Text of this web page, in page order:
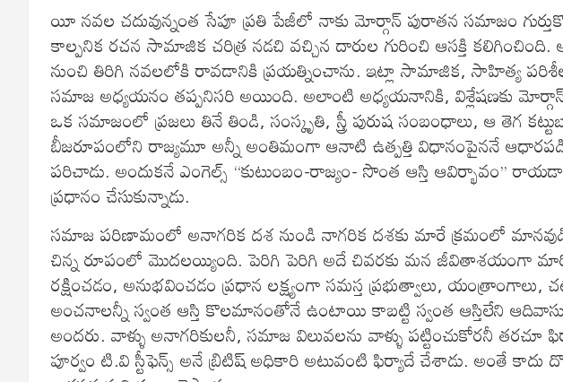
యీ నవల చదువున్నంత సేపూ ప్రతి పేజీలో నాకు మోర్గాన్‌ పురాతన సమాజం
కాల్పనిక రచన సామాజిక చరిత్ర నడచి వచ్చిన దారుల గురించి ఆసక్తి కలిగించింది.
నుంచి తిరిగి నవలలోకి రావడానికి ప్రయత్నించాను. ఇట్లా సామాజిక, సాహిత్య
సమాజ అధ్యయనం తప్పనిసరి అయింది. అలాంటి అధ్యయనానికి, విశ్లేషణకు మోర్గాన్‌
ఒక సమాజంలో ప్రజలు తినే తిండి, సంస్కృతి, స్త్రీ పురుష సంబంధాలు, ఆ తెగ
బీజరూపంలోని రాజ్యమూ అన్నీ అంతిమంగా ఆనాటి ఉత్పత్తి విధానంపైననే
పరిచాడు. అందుకనే ఎంగెల్స్‌ ‘‘కుటుంబం-రాజ్యం- సొంత ఆస్తి ఆవిర్భావం’’
ప్రధానం చేసుకున్నాడు.
సమాజ పరిణామంలో అనాగరిక దశ నుండి నాగరిక దశకు మారే క్రమంలో
చిన్న రూపంలో మొదలయ్యింది. పెరిగి పెరిగి అదే చివరకు మన జీవితాశయంగా
రక్షించడం, అనుభవించడం ప్రధాన లక్ష్యంగా సమస్త ప్రభుత్వాలు, యంత్రాంగాలు,
అంచనాలన్నీ స్వంత ఆస్తి కొలమానంతోనే ఉంటాయి కాబట్టి స్వంత ఆస్తిలేని
అందరు. వాళ్ళు అనాగరికులనీ, సమాజ విలువలను వాళ్ళు పట్టించుకోరనీ తరచూ
పూర్వం టి.వి స్టీఫెన్స్‌ అనే బ్రిటిష్‌ అధికారి అటువంటి ఫిర్యాదే చేశాడు. అంతే కాదు